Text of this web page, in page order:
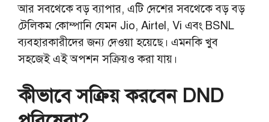
আর সবথেকে বড় ব্যাপার, এটি দেশের সবথেকে বড় বড়
টেলিকম কোম্পানি যেমন Jio, Airtel, Vi এবং BSNL
ব্যবহারকারীদের জন্য দেওয়া হয়েছে। এমনকি খুব
সহজেই এই অপশন সক্রিয়ও করা যায়।
কীভাবে সক্রিয় করবেন DND